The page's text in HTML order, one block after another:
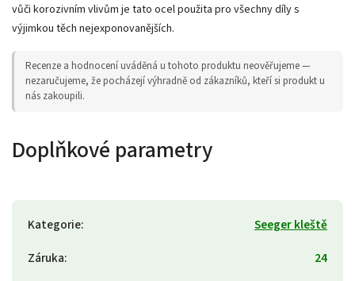
vůči korozivním vlivům je tato ocel použita pro všechny díly s
výjimkou těch nejexponovanějších.
Recenze a hodnocení uváděná u tohoto produktu neověřujeme —
nezaručujeme, že pocházejí výhradně od zákazníků, kteří si produkt u
nás zakoupili.
Doplňkové parametry
Kategorie:
Seeger kleště
Záruka:
24